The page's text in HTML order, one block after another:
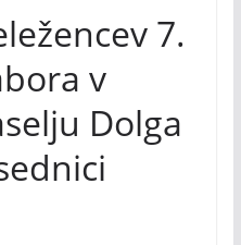
7.
v
Dolga